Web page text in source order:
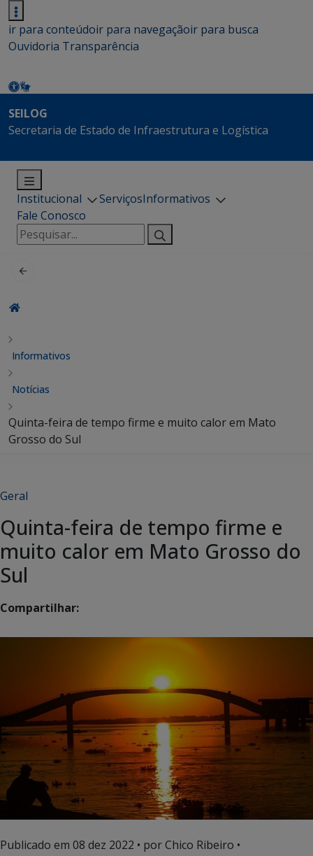
ir para conteúdoir para navegaçãoir para busca
Ouvidoria Transparência
SEILOG
Secretaria de Estado de Infraestrutura e Logística
Institucional ServiçosInformativos
Fale Conosco
Pesquisar
por:
Informativos
Notícias
Quinta-feira de tempo firme e muito calor em Mato
Grosso do Sul
Geral
Quinta-feira de tempo firme e
muito calor em Mato Grosso do
Sul
Compartilhar:
Publicado em 08 dez 2022 • por Chico Ribeiro •